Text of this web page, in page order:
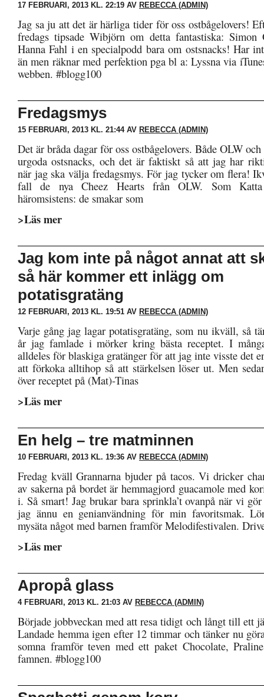
17 FEBRUARI, 2013 KL. 22:19 AV REBECCA (ADMIN)
Jag sa ju att det är härliga tider för oss ostbågelovers!
fredags tipsade Wibjörn om detta fantastiska: Simon
Hanna Fahl i en specialpodd bara om ostsnacks! Har
än men räknar med perfektion pga bl a: Lyssna via
webben. #blogg100
Fredagsmys
15 FEBRUARI, 2013 KL. 21:44 AV REBECCA (ADMIN)
Det är bråda dagar för oss ostbågelovers. Både OLW
urgoda ostsnacks, och det är faktiskt så att jag har
när jag ska välja fredagsmys. För jag tycker om flera!
fall de nya Cheez Hearts från OLW. Som
häromsistens: de smakar som
>Läs mer
Jag kom inte på något annat att
så här kommer ett inlägg om
potatisgratäng
12 FEBRUARI, 2013 KL. 19:51 AV REBECCA (ADMIN)
Varje gång jag lagar potatisgratäng, som nu ikväll, så
år jag famlade i mörker kring bästa receptet. I
alldeles för blaskiga gratänger för att jag inte visste det
att förkoka alltihop så att stärkelsen löser ut. Men
över receptet på (Mat)-Tinas
>Läs mer
En helg – tre matminnen
10 FEBRUARI, 2013 KL. 19:36 AV REBECCA (ADMIN)
Fredag kväll Grannarna bjuder på tacos. Vi dricker
av sakerna på bordet är hemmagjord guacamole med
i. Så smart! Jag brukar bara sprinkla’t ovanpå när vi
jag ännu en genianvändning för min favoritsmak.
mysäta något med barnen framför Melodifestivalen.
>Läs mer
Apropå glass
4 FEBRUARI, 2013 KL. 21:03 AV REBECCA (ADMIN)
Började jobbveckan med att resa tidigt och långt till ett
Landade hemma igen efter 12 timmar och tänker nu
somna framför teven med ett paket Chocolate,
famnen. #blogg100